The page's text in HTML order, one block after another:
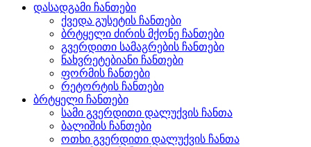
დასადგამი ჩანთები
ქვედა გუსეტის ჩანთები
ბრტყელი ძირის მქონე ჩანთები
გვერდითი სამაგრების ჩანთები
ნახვრეტებიანი ჩანთები
ფორმის ჩანთები
რეტორტის ჩანთები
ბრტყელი ჩანთები
სამი გვერდითი დალუქვის ჩანთა
ბალიშის ჩანთები
ოთხი გვერდითი დალუქვის ჩანთა